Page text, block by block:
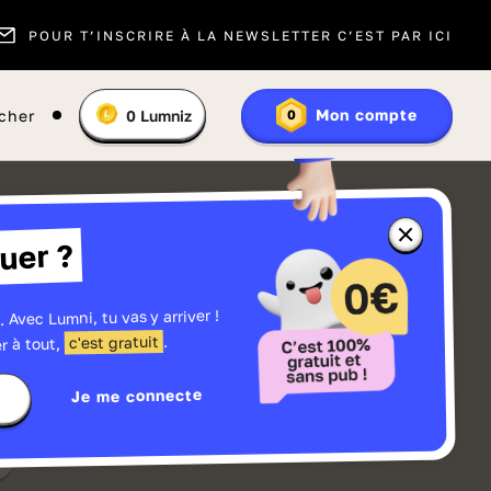
POUR T’INSCRIRE À LA NEWSLETTER C’EST PAR ICI
En
savoir
plus
les
Vous
:
0 Lumniz 0 Mon compte
Fermer
la
fenêtre
sur
Lumniz
?
Lumni, tu vas y arriver !
à tout, c'est gratuit .
Je me connecte